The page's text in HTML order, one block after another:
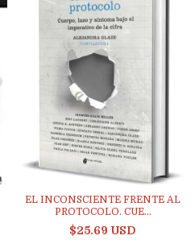
EL INCONSCIENTE FRENTE AL
PROTOCOLO. CUE...
$25.69 USD